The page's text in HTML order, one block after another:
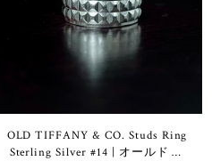
OLD TIFFANY & CO. Studs Ring
Sterling Silver #14 | オールド テ